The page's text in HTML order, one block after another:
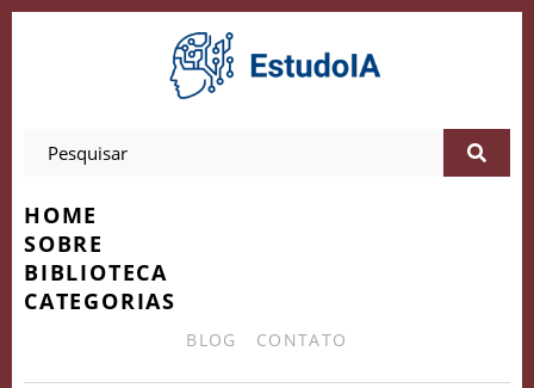
HOME
SOBRE
BIBLIOTECA
CATEGORIAS
BLOG CONTATO